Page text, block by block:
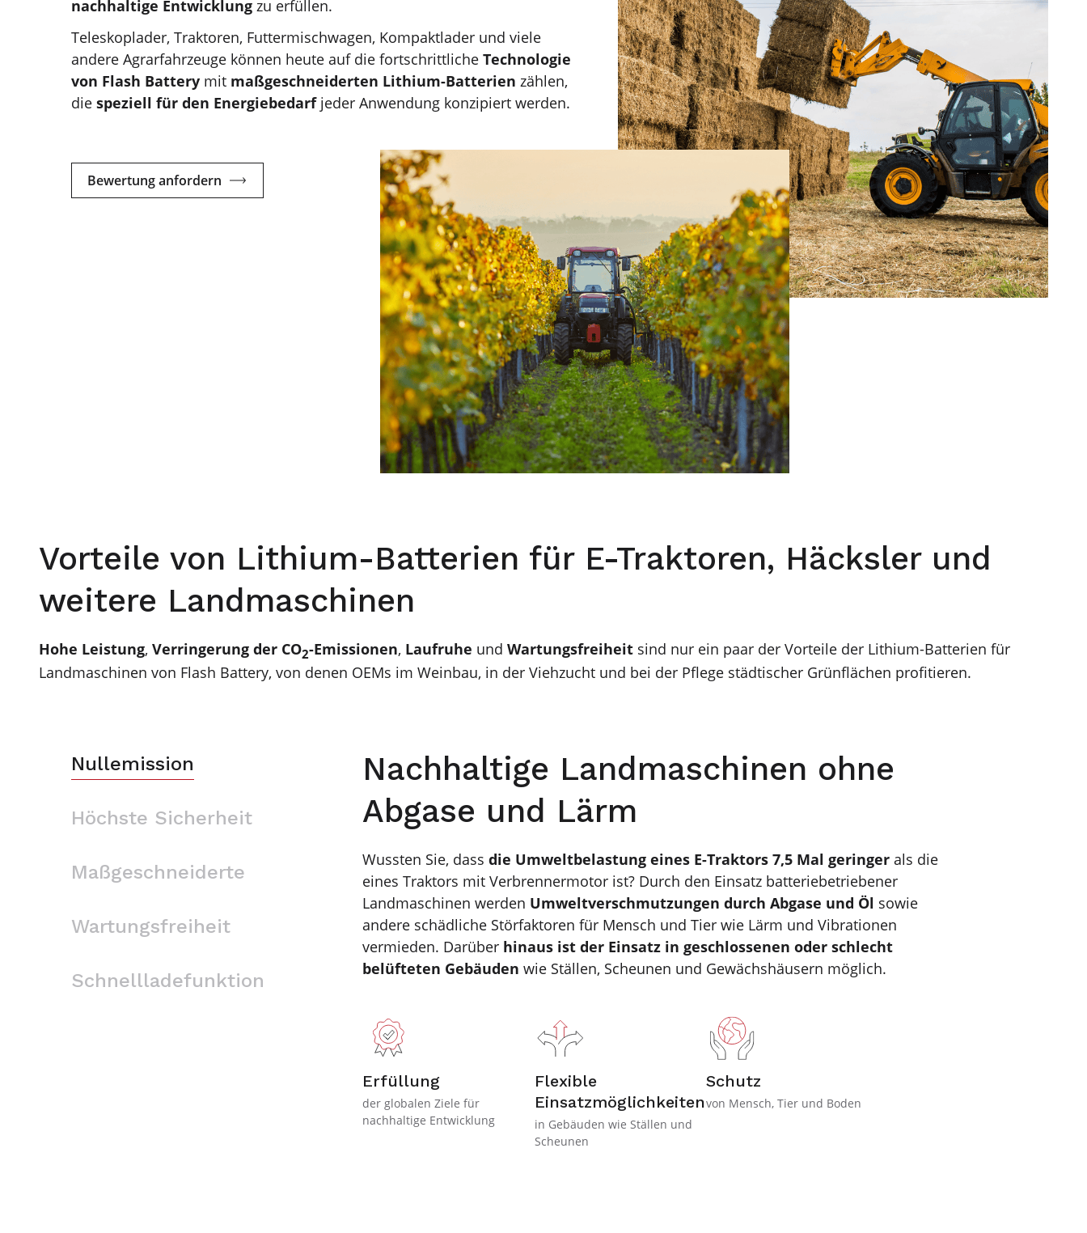
nachhaltige Entwicklung zu erfüllen.
Teleskoplader, Traktoren, Futtermischwagen, Kompaktlader und viele
andere Agrarfahrzeuge können heute auf die fortschrittliche Technologie
von Flash Battery mit maßgeschneiderten Lithium-Batterien zählen,
die speziell für den Energiebedarf jeder Anwendung konzipiert werden.
Bewertung anfordern
Vorteile von Lithium-Batterien für E-Traktoren, Häcksler und
weitere Landmaschinen
Hohe Leistung, Verringerung der CO2-Emissionen, Laufruhe und Wartungsfreiheit sind nur ein paar der Vorteile der Lithium-Batterien für
Landmaschinen von Flash Battery, von denen OEMs im Weinbau, in der Viehzucht und bei der Pflege städtischer Grünflächen profitieren.
Nullemission
Höchste Sicherheit
Maßgeschneiderte
Wartungsfreiheit
Schnellladefunktion
Nachhaltige Landmaschinen ohne
Abgase und Lärm
Wussten Sie, dass die Umweltbelastung eines E-Traktors 7,5 Mal geringer als die
eines Traktors mit Verbrennermotor ist? Durch den Einsatz batteriebetriebener
Landmaschinen werden Umweltverschmutzungen durch Abgase und Öl sowie
andere schädliche Störfaktoren für Mensch und Tier wie Lärm und Vibrationen
vermieden. Darüber hinaus ist der Einsatz in geschlossenen oder schlecht
belüfteten Gebäuden wie Ställen, Scheunen und Gewächshäusern möglich.
Erfüllung
der globalen Ziele für
nachhaltige Entwicklung
Flexible
Einsatzmöglichkeiten
in Gebäuden wie Ställen und
Scheunen
Schutz
von Mensch, Tier und Boden